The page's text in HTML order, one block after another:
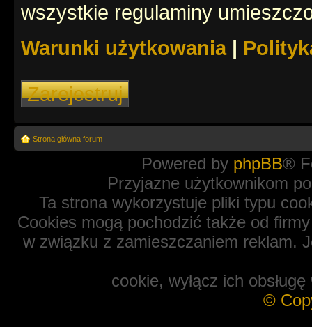
wszystkie regulaminy
Warunki użytkowania|
Zarejestruj
Strona główna forum
Powered by phpBB®
Przyjazne użytkownikom
Ta strona wykorzystuje pliki typu
Cookies mogą pochodzić także od
w związku z zamieszczaniem reklam.
cookie, wyłącz ich
©